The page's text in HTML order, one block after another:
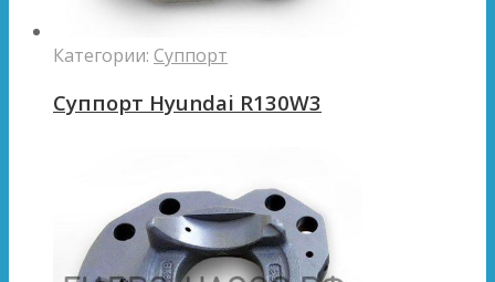
Категории: Суппорт
Суппорт Hyundai R130W3